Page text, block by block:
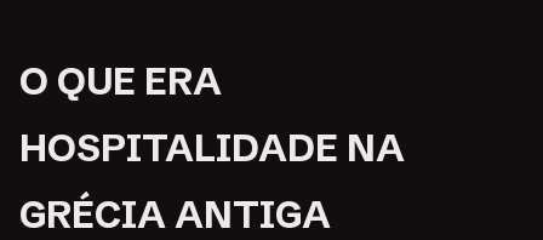
O QUE ERA
HOSPITALIDADE NA
GRÉCIA ANTIGA